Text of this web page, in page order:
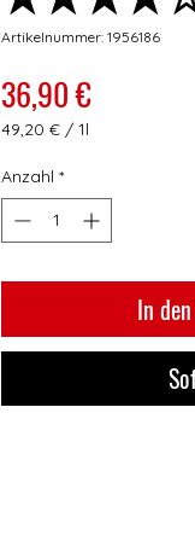
Artikelnummer: 1956186
36,90 €Preis
49,20 € / 1l
pro
1
Liter
Anzahl *
In